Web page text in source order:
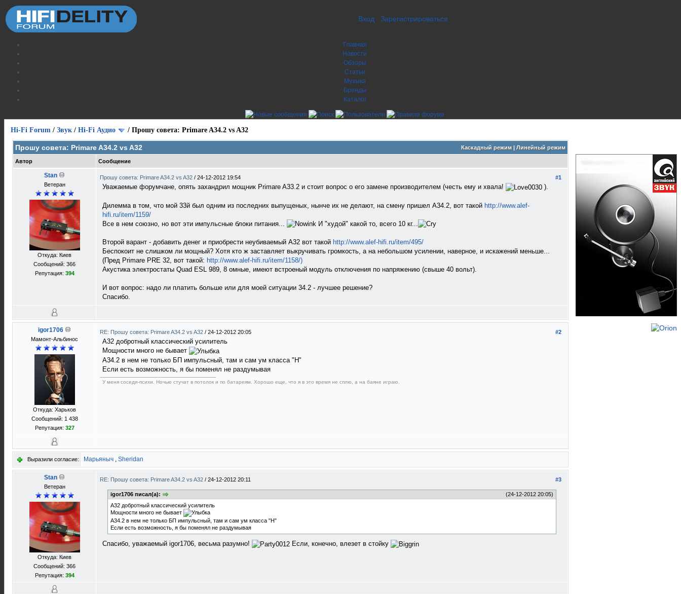
Вход Зарегистрироваться
Главная
Новости
Обзоры
Статьи
Музыка
Бренды
Каталог
Hi-Fi Forum / Звук / Hi-Fi Аудио / Прошу совета: Primare A34.2 vs A32
Каскадный режим| Линейный режим
Прошу совета: Primare A34.2 vs A32
Автор Сообщение
Stan
Ветеран
Откуда: Киев
Сообщений: 366
Репутация: 394
#1
Прошу совета: Primare A34.2 vs A32 / 24-12-2012 19:54
Уважаемые форумчане, опять захандрил мощник Primare A33.2 и стоит вопрос о его замене производителем (честь ему и хвала! ).
Дилемма в том, что мой 33й был одним из последних выпущеных, нынче их не делают, на смену пришел А34.2, вот такой http://www.alef-
hifi.ru/item/1159/
Все в нем союзно, но вот эти импульсные блоки питания...
И "худой" какой то, всего 10 кг...
Второй варант - добавить денег и приобрести неубиваемый А32 вот такой http://www.alef-hifi.ru/item/495/
Беспокоит не слишком ли мощный? Хотя кто ж заставляет выкручивать громкость, а на небольшом усилении, наверное, и искажений меньше...
(Пред Primare PRE 32, вот такой: http://www.alef-hifi.ru/item/1158/)
Акустика электростаты Quad ESL 989, 8 омные, имеют встроеный модуль отключения по напряжению (свыше 40 вольт).
И вот вопрос: надо ли платить больше или для моей ситуации 34.2 - лучшее решение?
Спасибо.
igor1706
Мамонт-Альбинос
Откуда: Харьков
Сообщений: 1 438
Репутация: 327
#2
RE: Прошу совета: Primare A34.2 vs A32 / 24-12-2012 20:05
A32 добротный классический усилитель
Мощности много не бывает
A34.2 в нем не только БП импульсный, там и сам ум класса "H"
Если есть возможность, я бы поменял не раздумывая
У меня соседи-психи. Ночью стучат в потолок и по батареям. Хорошо еще, что я в это время не сплю, а на баяне играю.
Выразили согласие: Марьяныч , Sheridan
Stan
Ветеран
Откуда: Киев
Сообщений: 366
Репутация: 394
#3
RE: Прошу совета: Primare A34.2 vs A32 / 24-12-2012 20:11
(24-12-2012 20:05)
igor1706 писал(а):
A32 добротный классический усилитель
Мощности много не бывает
A34.2 в нем не только БП импульсный, там и сам ум класса "H"
Если есть возможность, я бы поменял не раздумывая
Спасибо, уважаемый igor1706, весьма разумно! Если, конечно, влезет в стойку